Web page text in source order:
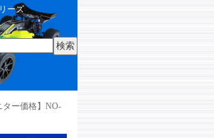
ーズ
ター価格】NO-